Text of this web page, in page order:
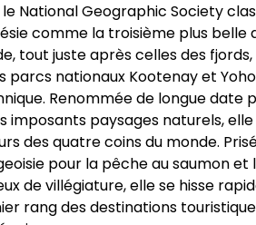
le National Geographic Society
comme la troisième plus belle
tout juste après celles des
parcs nationaux Kootenay et
Renommée de longue date
imposants paysages naturels,
des quatre coins du monde.
pour la pêche au saumon et
de villégiature, elle se hisse
rang des destinations